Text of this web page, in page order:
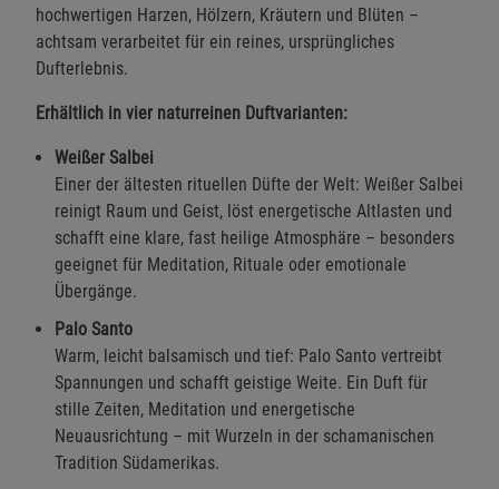
hochwertigen Harzen, Hölzern, Kräutern und Blüten –
achtsam verarbeitet für ein reines, ursprüngliches
Dufterlebnis.
Erhältlich in vier naturreinen Duftvarianten:
Weißer Salbei
Einer der ältesten rituellen Düfte der Welt: Weißer Salbei
reinigt Raum und Geist, löst energetische Altlasten und
schafft eine klare, fast heilige Atmosphäre – besonders
geeignet für Meditation, Rituale oder emotionale
Übergänge.
Palo Santo
Warm, leicht balsamisch und tief: Palo Santo vertreibt
Spannungen und schafft geistige Weite. Ein Duft für
stille Zeiten, Meditation und energetische
Neuausrichtung – mit Wurzeln in der schamanischen
Tradition Südamerikas.